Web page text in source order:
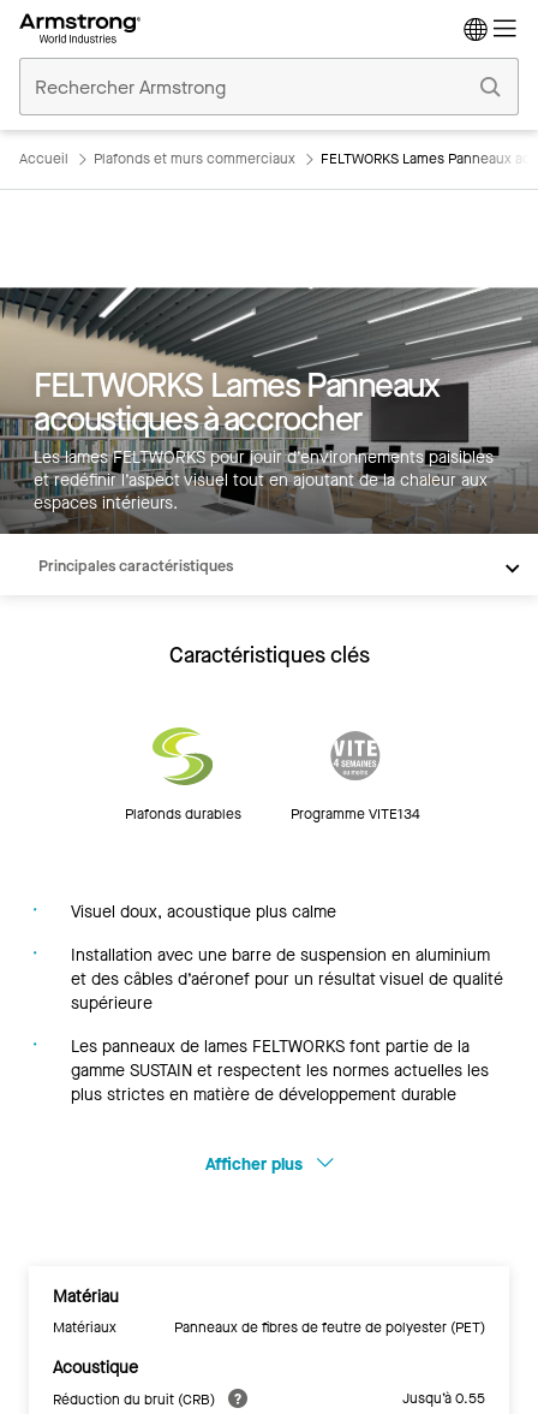
Plafonds
Commerciaux
Accueil Plafonds et murs commerciaux FELTWORKS Lames Panneaux
FELTWORKS Lames Panneaux
acoustiques à accrocher
Les lames FELTWORKS pour jouir d’environnements paisibles
et redéfinir l’aspect visuel tout en ajoutant de la chaleur aux
espaces intérieurs.
Principales caractéristiques
Caractéristiques clés
Plafonds durables Programme VITE134
Visuel doux, acoustique plus calme
Installation avec une barre de suspension en aluminium
et des câbles d’aéronef pour un résultat visuel de qualité
supérieure
Les panneaux de lames FELTWORKS font partie de la
gamme SUSTAIN et respectent les normes actuelles les
plus strictes en matière de développement durable
Afficher plus
Matériau
Matériaux Panneaux de fibres de feutre de polyester (PET)
Acoustique
Réduction du bruit (CRB) Jusqu’à 0.55